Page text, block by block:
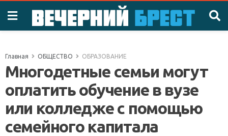
Главная ОБЩЕСТВО ОБРАЗОВАНИЕ
Многодетные семьи могут
оплатить обучение в вузе
или колледже с помощью
семейного капитала